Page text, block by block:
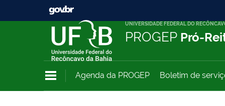
UNIVERSIDADE FEDERAL DO
PROGEP Pró-
Agenda da PROGEP Boletim de